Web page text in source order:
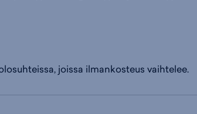
joissa ilmankosteus vaihtelee.